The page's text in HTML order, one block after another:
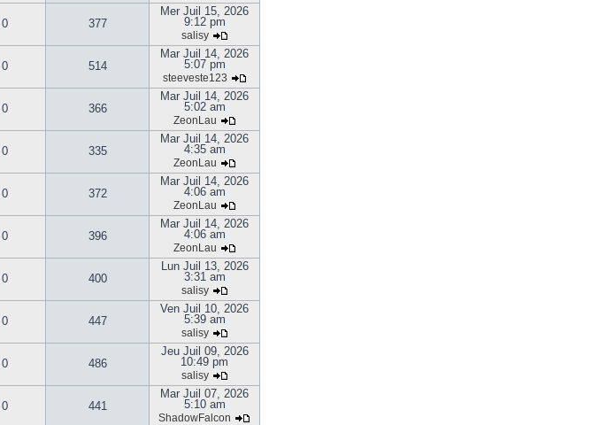
0 377
Mer Juil 15, 2026
9:12 pm
salisy
0 514
Mar Juil 14, 2026
5:07 pm
steeveste123
0 366
Mar Juil 14, 2026
5:02 am
ZeonLau
0 335
Mar Juil 14, 2026
4:35 am
ZeonLau
0 372
Mar Juil 14, 2026
4:06 am
ZeonLau
0 396
Mar Juil 14, 2026
4:06 am
ZeonLau
0 400
Lun Juil 13, 2026
3:31 am
salisy
0 447
Ven Juil 10, 2026
5:39 am
salisy
0 486
Jeu Juil 09, 2026
10:49 pm
salisy
0 441
Mar Juil 07, 2026
5:10 am
ShadowFalcon